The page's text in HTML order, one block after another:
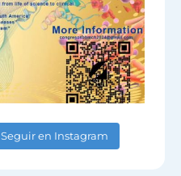
Seguir en Instagram